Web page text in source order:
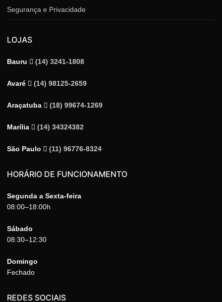
Segurança e Privacidade
LOJAS
Bauru (14) 3241-1808
Avaré (14) 98125-2659
Araçatuba (18) 99674-1269
Marília (14) 34324382
São Paulo (11) 96776-8324
HORÁRIO DE FUNCIONAMENTO
Segunda a Sexta-feira
08:00–18:00h
Sábado
08:30–12:30
Domingo
Fechado
REDES SOCIAIS